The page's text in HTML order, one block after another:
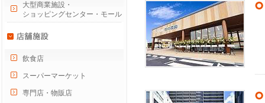
大型商業施設・
ショッピングセンター・モール
飲食店
スーパーマーケット
専門店・物販店